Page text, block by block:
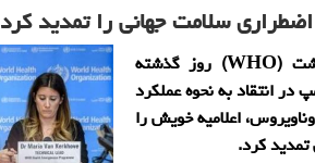
سلامت جهانی را تمدید كرد
به گزارش كادایف سازمان جهانی بهداشت (WHO) روز گذشته
انتقاد به نحوه عملكرد
اعلامیه خویش را
كرد.